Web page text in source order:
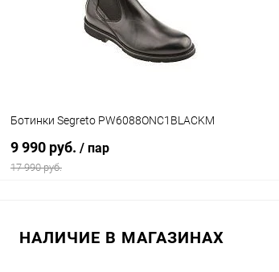
В избранное
Ботинки Segreto PW6088ONC1BLACKM
9 990 руб. / пар
17 990 руб.
НАЛИЧИЕ В МАГАЗИНАХ